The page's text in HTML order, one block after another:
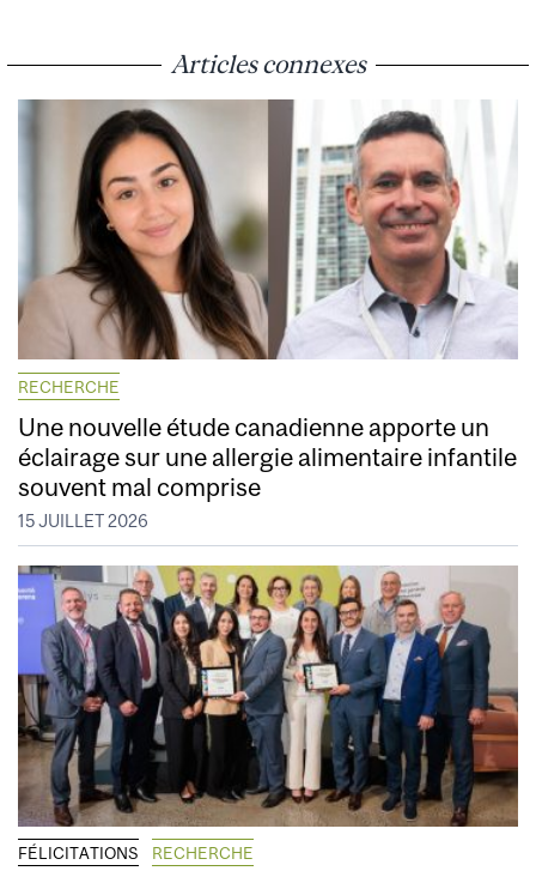
Articles connexes
RECHERCHE
Une nouvelle étude canadienne apporte un
éclairage sur une allergie alimentaire infantile
souvent mal comprise
15 JUILLET 2026
FÉLICITATIONS RECHERCHE